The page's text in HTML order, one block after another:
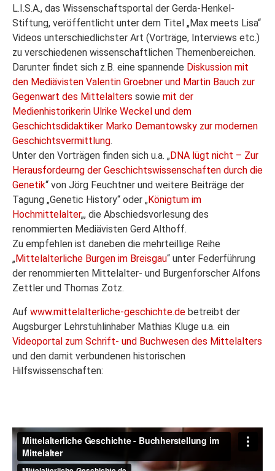
L.I.S.A., das Wissenschaftsportal der Gerda-Henkel-
Stiftung, veröffentlicht unter dem Titel „Max meets Lisa“
Videos unterschiedlichster Art (Vorträge, Interviews etc.)
zu verschiedenen wissenschaftlichen Themenbereichen.
Darunter findet sich z.B. eine spannende Diskussion mit
den Mediävisten Valentin Groebner und Martin Bauch zur
Gegenwart des Mittelalters sowie mit der
Medienhistorikerin Ulrike Weckel und dem
Geschichtsdidaktiker Marko Demantowsky zur modernen
Geschichtsvermittlung.
Unter den Vorträgen finden sich u.a. „DNA lügt nicht – Zur
Herausfordeurng der Geschichtswissenschaften durch die
Genetik“ von Jörg Feuchtner und weitere Beiträge der
Tagung „Genetic History“ oder „Königtum im
Hochmittelalter„, die Abschiedsvorlesung des
renommierten Mediävisten Gerd Althoff.
Zu empfehlen ist daneben die mehrteillige Reihe
„Mittelalterliche Burgen im Breisgau“ unter Federführung
der renommierten Mittelalter- und Burgenforscher Alfons
Zettler und Thomas Zotz.
Auf www.mittelalterliche-geschichte.de betreibt der
Augsburger Lehrstuhlinhaber Mathias Kluge u.a. ein
Videoportal zum Schrift- und Buchwesen des Mittelalters
und den damit verbundenen historischen
Hilfswissenschaften: